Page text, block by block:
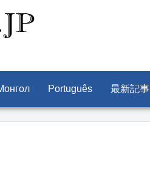
Português 最新記事